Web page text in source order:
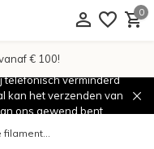
0
€ 100!
telefonisch verminderd
kan het verzenden van
ons gewend bent.
filament...